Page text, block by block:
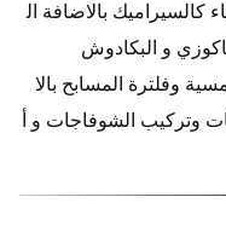
كالسيراميك بالاضافة ال
و البكادوش
وفلترة المسابح بالا
وتركيب الشوفاجات و أ